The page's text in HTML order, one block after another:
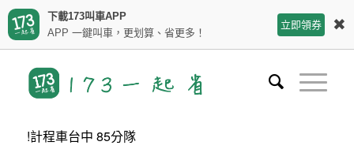
下載173叫車APP
APP 一鍵叫車，更划算、省更多！
立即領券 ✖
!計程車台中 85分隊